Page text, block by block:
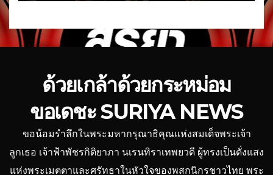
ด้วยเกล้าด้วยกระหม่อม
ขอเดชะ SURIYA NEWS
ขอน้อมรำลึกในพระมหากรุณาธิคุณแห่งสมเด็จพระเจ้า
ลูกเธอ เจ้าฟ้าพัชรกิติยาภา นเรนทิราเทพยวดี ผู้ทรงเป็นดั่งแสง
แห่งพระเมตตาและศรัทธาในหัวใจของพสกนิกรชาวไทย พระ